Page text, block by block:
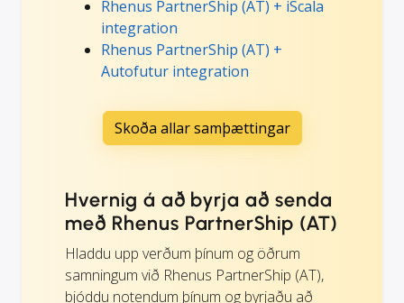
Rhenus PartnerShip (AT) + iScala
integration
Rhenus PartnerShip (AT) +
Autofutur integration
Skoða allar samþættingar
Hvernig á að byrja að senda
með Rhenus PartnerShip (AT)
Hladdu upp verðum þínum og öðrum
samningum við Rhenus PartnerShip (AT),
bjóddu notendum þínum og byrjaðu að